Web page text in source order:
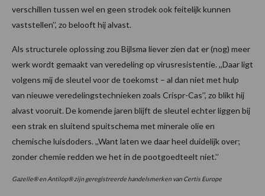
verschillen tussen wel en geen strodek ook feitelijk kunnen
vaststellen’’, zo belooft hij alvast.
Als structurele oplossing zou Bijlsma liever zien dat er (nog) meer
werk wordt gemaakt van veredeling op virusresistentie. ,,Daar ligt
volgens mij de sleutel voor de toekomst – al dan niet met hulp
van nieuwe veredelingstechnieken zoals Crispr-Cas’’, zo blikt hij
alvast vooruit. De komende jaren blijft de sleutel echter liggen bij
een strak en sluitend spuitschema met minerale olie en
chemische luisdoders. ,,Want laten we daar heel duidelijk over;
zonder chemie redden we het in de pootgoedteelt niet.’’
Gazelle® en Antilop® zijn geregistreerde handelsmerken van Certis Europe